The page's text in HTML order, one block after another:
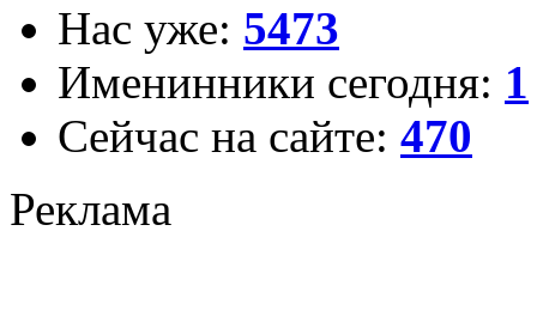
Нас уже: 5473
Именинники сегодня: 1
Сейчас на сайте: 470
Реклама